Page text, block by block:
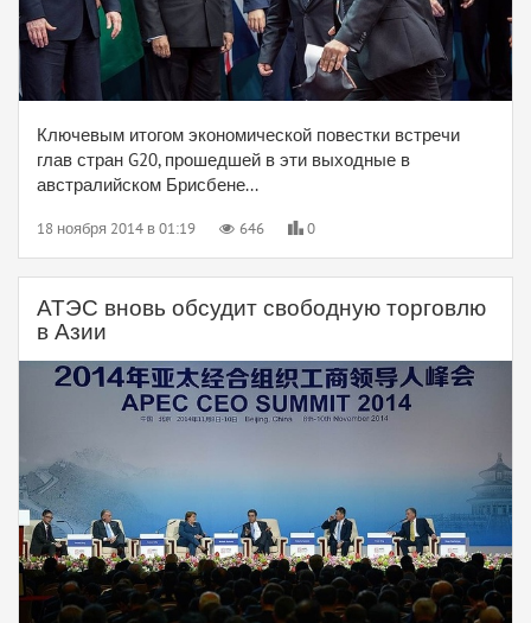
Ключевым итогом экономической повестки встречи
глав стран G20, прошедшей в эти выходные в
австралийском Брисбене...
18 ноября 2014 в 01:19 646 0
АТЭС вновь обсудит свободную торговлю
в Азии